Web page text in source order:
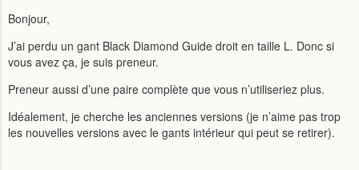
Bonjour,
J’ai perdu un gant Black Diamond Guide droit en taille L. Donc si
vous avez ça, je suis preneur.
Preneur aussi d’une paire complète que vous n’utiliseriez plus.
Idéalement, je cherche les anciennes versions (je n’aime pas trop
les nouvelles versions avec le gants intérieur qui peut se retirer).